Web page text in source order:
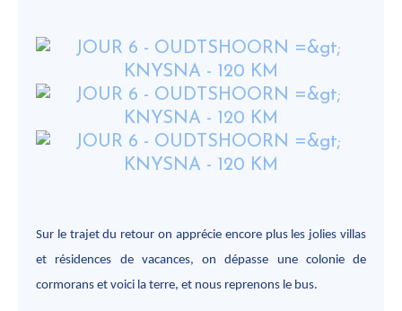
Sur le trajet du retour on apprécie encore plus les jolies villas
et résidences de vacances, on dépasse une colonie de
cormorans et voici la terre, et nous reprenons le bus.